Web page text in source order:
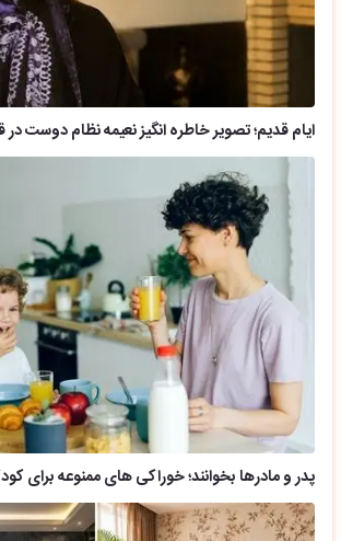
ایام قدیم؛ تصویر خاطره انگیز نعیمه نظام
پدر و مادرها بخوانند؛ خوراکی های ممنوعه برای